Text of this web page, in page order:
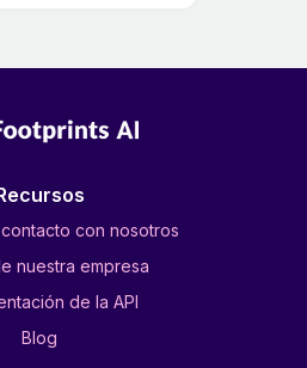
con nosotros
nuestra empresa
de la API
Blog